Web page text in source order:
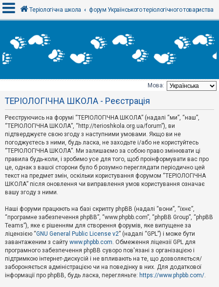
х
і
Т
е
м
и
б
е
з
в
і
д
п
о
в
і
д
й
А
к
т
и
в
н
і
Теріологічна школа форум Українського теріологічного товариства
Мова:
ТЕРІОЛОГІЧНА ШКОЛА - Реєстрація
Реєструючись на форумі “ТЕРІОЛОГІЧНА ШКОЛА” (надалі “ми”, “наш”,
“ТЕРІОЛОГІЧНА ШКОЛА”, “http://terioshkola.org.ua/forum”), ви
підтверджуєте свою згоду з наступними умовами. Якщо ви не
погоджуєтесь з ними, будь ласка, не заходьте і/або не користуйтесь
“ТЕРІОЛОГІЧНА ШКОЛА”. Ми залишаємо за собою право змінювати ці
правила будь-коли, і зробимо усе для того, щоб проінформувати вас про
це, однак з вашої сторони було б розумно переглядати періодично цей
текст на предмет змін, оскільки користування форумом “ТЕРІОЛОГІЧНА
ШКОЛА” після оновлення чи виправлення умов користування означає
вашу згоду з ними.
Наші форуми працюють на базі скрипту phpBB (надалі “вони”, “їхнє”,
“програмне забезпечення phpBB”, “www.phpbb.com”, “phpBB Group”, “phpBB
Teams”), яке є рішенням для створення форумів, яке випущене за
ліцензією “GNU General Public License v2” (надалі “GPL”) і може бути
завантаженим з сайту www.phpbb.com. Обмеження ліцензії GPL для
програмного забезпечення phpBB суворо пов'язані з організацією і
підтримкою інтернет-дискусій і не впливають на те, що дозволяється/
забороняється адміністрацією чи на поведінку в них. Для додаткової
інформації про phpBB, будь ласка, перегляньте: https://www.phpbb.com/.